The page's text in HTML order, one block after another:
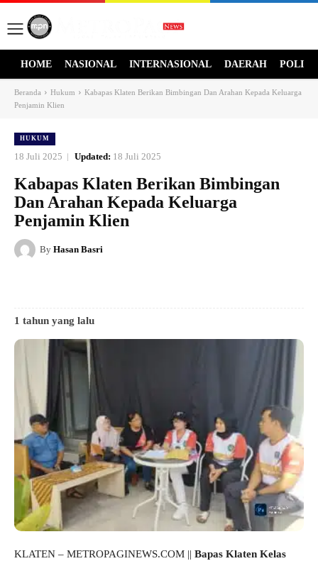
HOME NASIONAL INTERNASIONAL DAERAH
Beranda Hukum
Kabapas Klaten Berikan Bimbingan Dan Arahan Kepada Keluarga
Penjamin Klien
HUKUM
18 Juli 2025 Updated: 18 Juli 2025
Kabapas Klaten Berikan Bimbingan
Dan Arahan Kepada Keluarga
Penjamin Klien
By Hasan Basri
1 tahun yang lalu
KLATEN – METROPAGINEWS.COM || Bapas Klaten Kelas